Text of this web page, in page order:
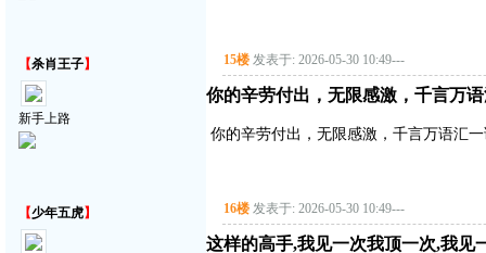
【杀肖王子】
新手上路
15楼 发表于: 2026-05-30 10:49---
你的辛劳付出，无限感激，千言万
你的辛劳付出，无限感激，千言万语汇
【少年五虎】 16楼 发表于: 2026-05-30 10:49---
这样的高手,我见一次我顶一次,我见